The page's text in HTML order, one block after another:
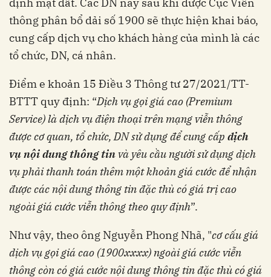
định mặt đất. Các DN này sau khi được Cục Viễn
thông phân bổ dải số 1900 sẽ thực hiện khai báo,
cung cấp dịch vụ cho khách hàng của mình là các
tổ chức, DN, cá nhân.
Điểm e khoản 15 Điều 3 Thông tư 27/2021/TT-
BTTT quy định: “Dịch vụ gọi giá cao (Premium
Service) là dịch vụ điện thoại trên mạng viễn thông
được cơ quan, tổ chức, DN sử dụng để cung cấp dịch
vụ nội dung thông tinvà yêu cầu người sử dụng dịch
vụ phải thanh toán thêm một khoản giá cước để nhận
được các nội dung thông tin đặc thù có giá trị cao
ngoài giá cước viễn thông theo quy định”.
Như vậy, theo ông Nguyễn Phong Nhã, "cơ cấu giá
dịch vụ gọi giá cao (1900xxxx) ngoài giá cước viễn
thông còn có giá cước nội dung thông tin đặc thù có giá